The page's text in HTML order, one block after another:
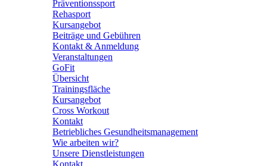
Präventionssport
Rehasport
Kursangebot
Beiträge und Gebühren
Kontakt & Anmeldung
Veranstaltungen
GoFit
Übersicht
Trainingsfläche
Kursangebot
Cross Workout
Kontakt
Betriebliches Gesundheitsmanagement
Wie arbeiten wir?
Unsere Dienstleistungen
Kontakt